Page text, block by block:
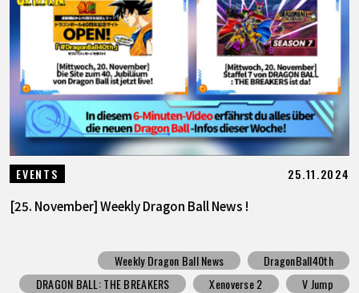
EVENTS 25.11.2024
[25. November] Weekly Dragon Ball News !
Weekly Dragon Ball News
DragonBall40th
DRAGON BALL: THE BREAKERS
Xenoverse 2
V Jump